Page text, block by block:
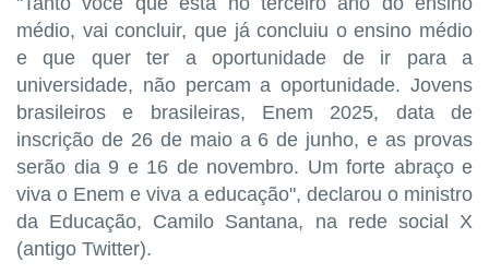
médio, vai concluir, que já concluiu o ensino médio
e que quer ter a oportunidade de ir para a
universidade, não percam a oportunidade. Jovens
brasileiros e brasileiras, Enem 2025, data de
inscrição de 26 de maio a 6 de junho, e as provas
serão dia 9 e 16 de novembro. Um forte abraço e
viva o Enem e viva a educação", declarou o ministro
da Educação, Camilo Santana, na rede social X
(antigo Twitter).